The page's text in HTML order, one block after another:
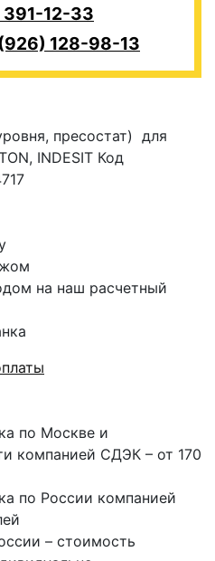
12-33
128-98-13
пресостат) для
INDESIT Код
на наш расчетный
по Москве и
компанией СДЭК – от 170
по России компанией
– стоимость